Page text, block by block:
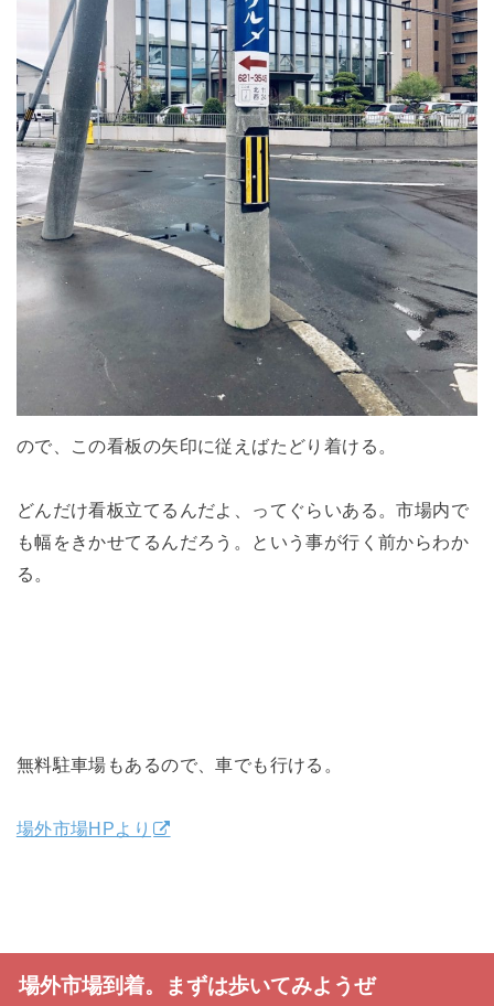
ので、この看板の矢印に従えばたどり着ける。
どんだけ看板立てるんだよ、ってぐらいある。市場内で
も幅をきかせてるんだろう。という事が行く前からわか
る。
無料駐車場もあるので、車でも行ける。
場外市場HPより
場外市場到着。まずは歩いてみようぜ